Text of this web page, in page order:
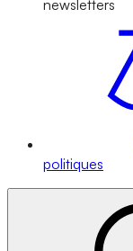
newsletters
politiques